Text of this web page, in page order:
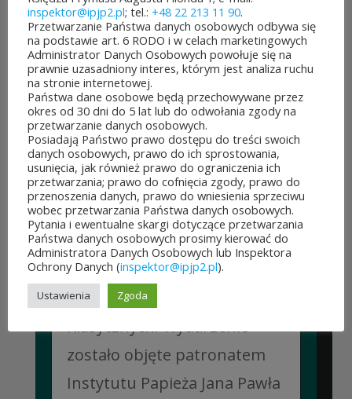
JUBILEUSZOWE XXV MISTRZOSTWA POLSKI
DUCHOWIEŃSTWA W SZACHACH
KLASYCZNYCH.
10 lipca&7b19p;2026
W dniach 6–10 lipca 2026 r. w
Collegium Marianum w
Pelplinie odbyły się
Jubileuszowe XXV
Mistrzostwa Polski
Duchowieństwa w Szachach
Klasycznych. Wydarzenie
zostało objęte patronatem
Instytutu Papieża Jana Pawła
inspektor@ipjp2.pl; tel.: +48 22 213 11 90.
Przetwarzanie Państwa danych osobowych odbywa się
na podstawie art. 6 RODO i w celach marketingowych
Administrator Danych Osobowych powołuje się na
prawnie uzasadniony interes, którym jest analiza ruchu
na stronie internetowej.
Państwa dane osobowe będą przechowywane przez
okres od 30 dni do 5 lat lub do odwołania zgody na
przetwarzanie danych osobowych.
Posiadają Państwo prawo dostępu do treści swoich
danych osobowych, prawo do ich sprostowania,
usunięcia, jak również prawo do ograniczenia ich
przetwarzania; prawo do cofnięcia zgody, prawo do
przenoszenia danych, prawo do wniesienia sprzeciwu
wobec przetwarzania Państwa danych osobowych.
Pytania i ewentualne skargi dotyczące przetwarzania
Państwa danych osobowych prosimy kierować do
Administratora Danych Osobowych lub Inspektora
Ochrony Danych (inspektor@ipjp2.pl).
Ustawienia Zgoda